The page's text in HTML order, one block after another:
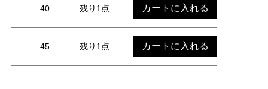
40 残り1点 カートに入れる
45 残り1点 カートに入れる